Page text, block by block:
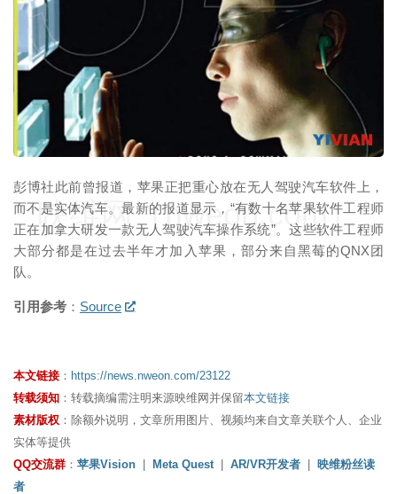
彭博社此前曾报道，苹果正把重心放在无人驾驶汽车软件上，
而不是实体汽车。最新的报道显示，“有数十名苹果软件工程师
正在加拿大研发一款无人驾驶汽车操作系统”。这些软件工程师
大部分都是在过去半年才加入苹果，部分来自黑莓的QNX团
队。
引用参考 ： Source
映维网（nweon.com）
本文链接 ： https://news.nweon.com/23122
转载须知 ：转载摘编需注明来源映维网并保留本文链接
素材版权 ：除额外说明，文章所用图片、视频均来自文章关联个人、企业
实体等提供
QQ交流群 ： 苹果Vision Meta Quest| AR/VR开发者
映维粉丝读
者